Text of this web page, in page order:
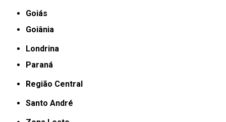
Goiás
Goiânia
Londrina
Paraná
Região Central
Santo André